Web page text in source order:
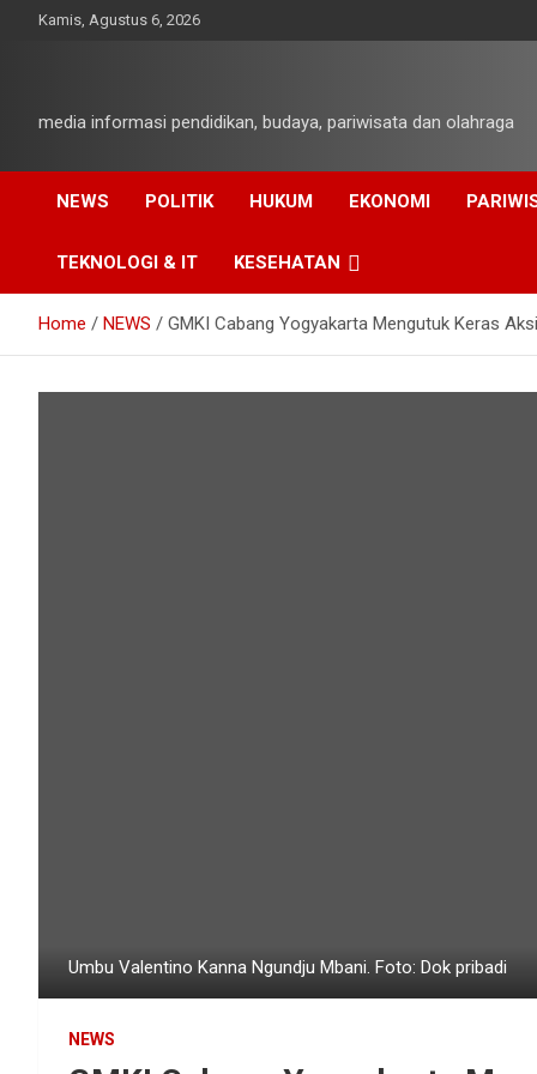
Kamis, Agustus 6, 2026
media informasi pendidikan, budaya, pariwisata dan olahraga
NEWS POLITIK HUKUM EKONOMI
TEKNOLOGI & IT KESEHATAN
Home NEWS GMKI Cabang Yogyakarta Mengutuk Keras
Umbu Valentino Kanna Ngundju Mbani. Foto: Dok pribadi
NEWS